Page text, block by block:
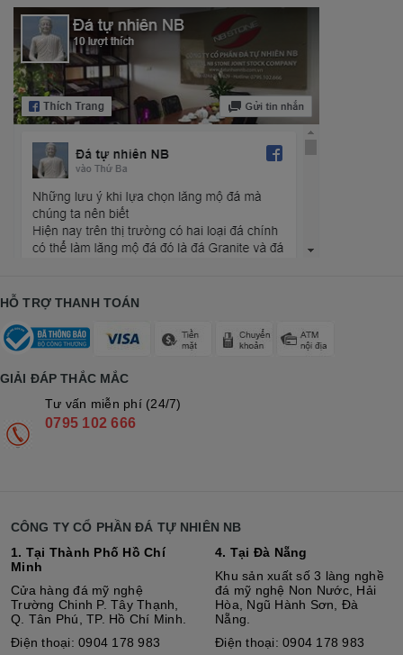
HỖ TRỢ THANH TOÁN
GIẢI ĐÁP THẮC MẮC
Tư vấn miễn phí (24/7)
0795 102 666
CÔNG TY CỔ PHẦN ĐÁ TỰ NHIÊN NB
1. Tại Thành Phố Hồ Chí
Minh
Cửa hàng đá mỹ nghệ
Trường Chinh P. Tây Thạnh,
Q. Tân Phú, TP. Hồ Chí Minh.
Điện thoại: 0904 178 983
4. Tại Đà Nẵng
Khu sản xuất số 3 làng nghề
đá mỹ nghệ Non Nước, Hải
Hòa, Ngũ Hành Sơn, Đà
Nẵng.
Điện thoại: 0904 178 983